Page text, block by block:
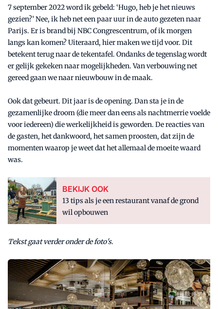
7 september 2022 word ik gebeld: ‘Hugo, heb je het nieuws
gezien?’ Nee, ik heb net een paar uur in de auto gezeten naar
Parijs. Er is brand bij NBC Congrescentrum, of ik morgen
langs kan komen? Uiteraard, hier maken we tijd voor. Dit
betekent terug naar de tekentafel. Ondanks de tegenslag wordt
er gelijk gekeken naar mogelijkheden. Van verbouwing net
gereed gaan we naar nieuwbouw in de maak.
Ook dat gebeurt. Dit jaar is de opening. Dan sta je in de
gezamenlijke droom (die meer dan eens als nachtmerrie voelde
voor iedereen) die werkelijkheid is geworden. De reacties van
de gasten, het dankwoord, het samen proosten, dat zijn de
momenten waarop je weet dat het allemaal de moeite waard
was.
BEKIJK OOK
13 tips als je een restaurant vanaf de grond
wil opbouwen
Tekst gaat verder onder de foto's.